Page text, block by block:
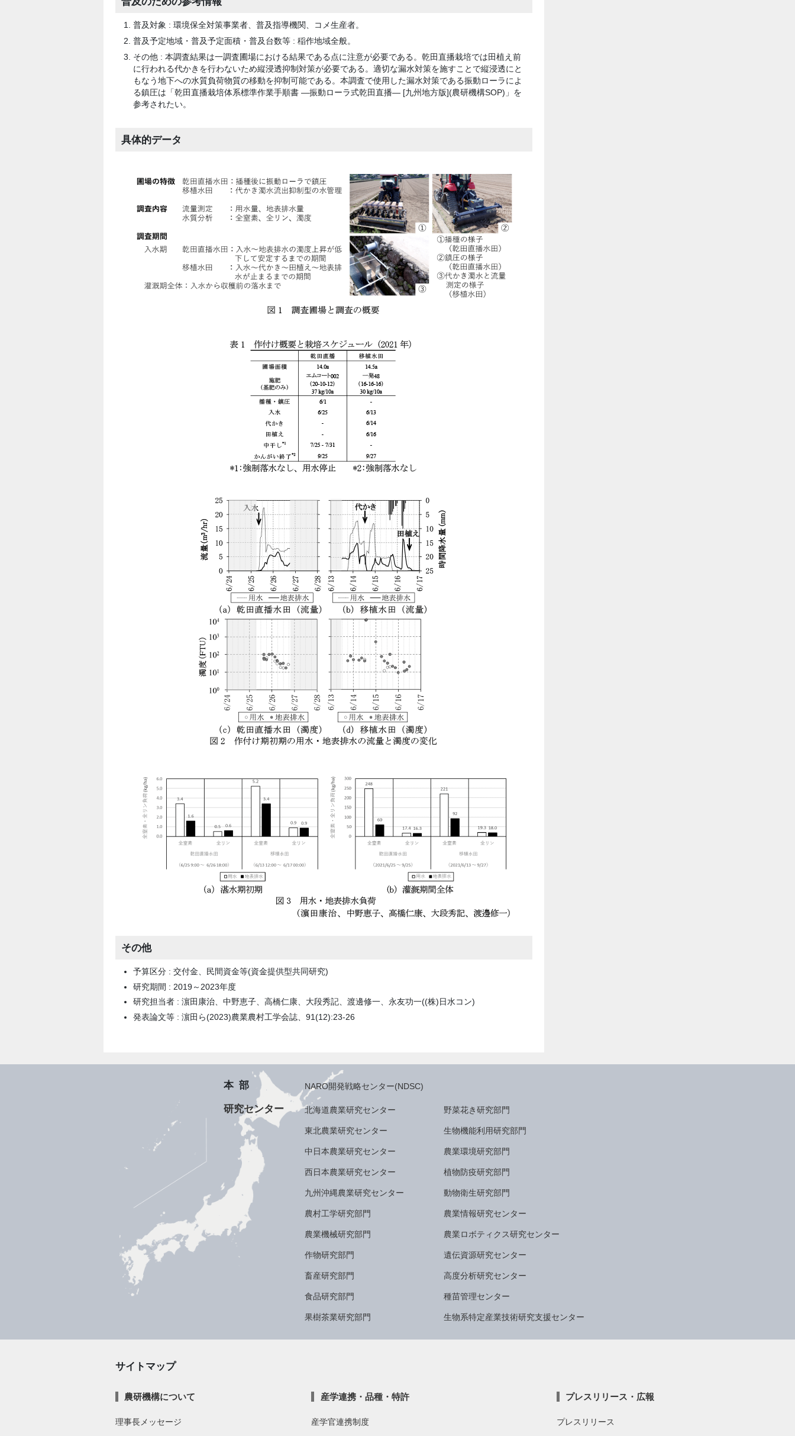
普及対象 : 環境保全対策事業者、普及指導機関、コメ生産者。
普及予定地域・普及予定面積・普及台数等 : 稲作地域全般。
その他 : 本調査結果は一調査圃場における結果である点に注意が必要である。乾田直播栽培では田植え前
に行われる代かきを行わないため縦浸透抑制対策が必要である。適切な漏水対策を施すことで縦浸透にと
もなう地下への水質負荷物質の移動を抑制可能である。本調査で使用した漏水対策である振動ローラによ
る鎮圧は「乾田直播栽培体系標準作業手順書 ―振動ローラ式乾田直播― [九州地方版](農研機構SOP)」を
参考されたい。
具体的データ
その他
予算区分 : 交付金、民間資金等(資金提供型共同研究)
研究期間 : 2019～2023年度
研究担当者 : 濵田康治、中野恵子、高橋仁康、大段秀記、渡邊修一、永友功一((株)日水コン)
発表論文等 : 濵田ら(2023)農業農村工学会誌、91(12):23-26
本部 NARO開発戦略センター(NDSC)
研究センター 北海道農業研究センター
東北農業研究センター
中日本農業研究センター
西日本農業研究センター
九州沖縄農業研究センター
農村工学研究部門
農業機械研究部門
作物研究部門
畜産研究部門
食品研究部門
果樹茶業研究部門
野菜花き研究部門
生物機能利用研究部門
農業環境研究部門
植物防疫研究部門
動物衛生研究部門
農業情報研究センター
農業ロボティクス研究センター
遺伝資源研究センター
高度分析研究センター
種苗管理センター
生物系特定産業技術研究支援センター
サイトマップ
農研機構について
理事長メッセージ
産学連携・品種・特許
産学官連携制度
プレスリリース・広報
プレスリリース